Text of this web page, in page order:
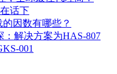
话下
因数有哪些？
解决方案为HAS-807
001